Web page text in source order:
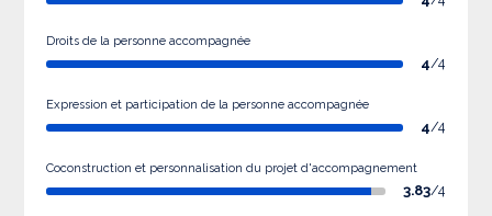
Droits de la personne accompagnée
4/4
Expression et participation de la personne accompagnée
4/4
Coconstruction et personnalisation du projet d'accompagnement
3.83/4